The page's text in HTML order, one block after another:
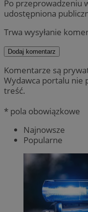
Po przeprowadzeniu
udostępniona
Trwa wysyłanie
Dodaj komentarz
Komentarze są
Wydawca portalu nie
treść.
* pola obowiązkowe
Najnowsze
Popularne